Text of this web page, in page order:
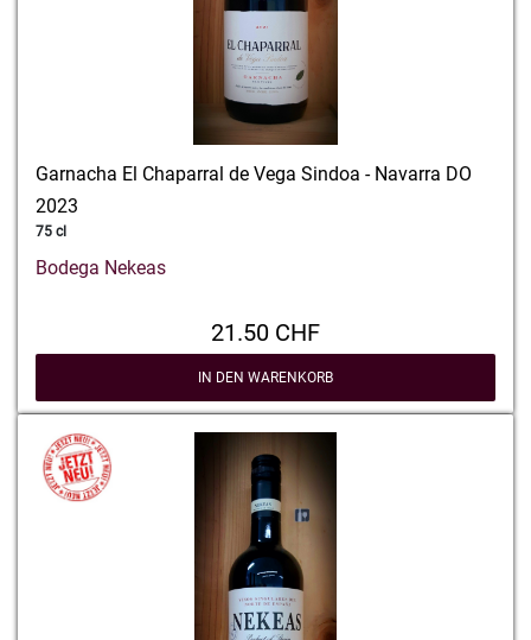
Garnacha El Chaparral de Vega Sindoa - Navarra DO
2023
75 cl
Bodega Nekeas
21.50 CHF
IN DEN WARENKORB